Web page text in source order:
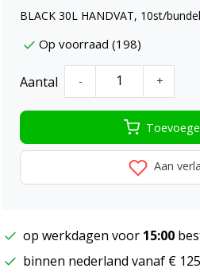
BLACK 30L HANDVAT, 10st/bundel
Op voorraad (198)
Aantal - +
Aan
op werkdagen voor 15:00
binnen nederland vanaf €